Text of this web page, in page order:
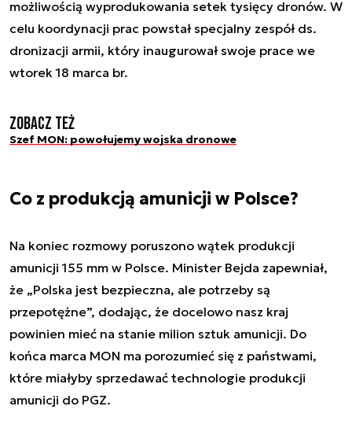
możliwością wyprodukowania setek tysięcy dronów. W
celu koordynacji prac powstał specjalny zespół ds.
dronizacji armii, który inaugurował swoje prace we
wtorek 18 marca br.
Zobacz też
Szef MON: powołujemy wojska dronowe
Co z produkcją amunicji w Polsce?
Na koniec rozmowy poruszono wątek produkcji
amunicji 155 mm w Polsce. Minister Bejda zapewniał,
że „Polska jest bezpieczna, ale potrzeby są
przepotężne”, dodając, że docelowo nasz kraj
powinien mieć na stanie milion sztuk amunicji. Do
końca marca MON ma porozumieć się z państwami,
które miałyby sprzedawać technologie produkcji
amunicji do PGZ.